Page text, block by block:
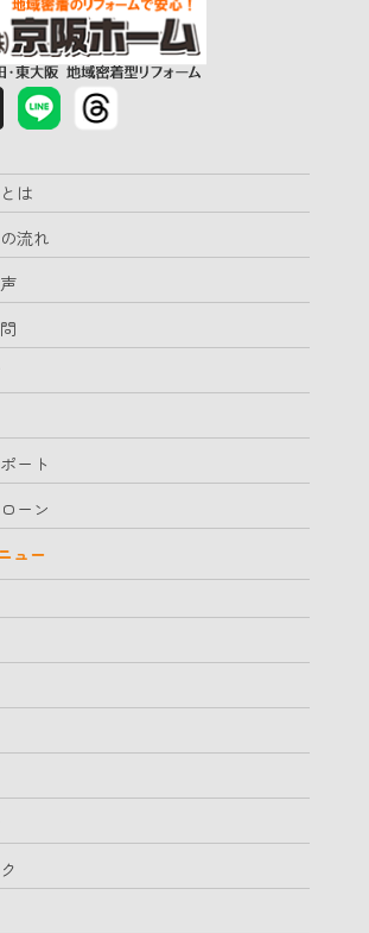
は
流れ
ート
ーン
ュー